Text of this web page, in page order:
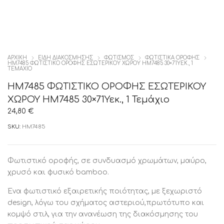
ΑΡΧΙΚΉ ΕΙΔΗ ΔΙΑΚΟΣΜΗΣΗΣ ΦΩΤΙΣΜΟΣ
ΦΩΤΙΣΤΙΚΑ ΟΡΟΦΗΣ
HM7485 ΦΩΤΙΣΤΙΚΟ ΟΡΟΦΗΣ ΕΣΩΤΕΡΙΚΟΥ ΧΩΡΟΥ HM7485 30×71ΥΕΚ., 1
ΤΕΜΆΧΙΟ
HM7485 ΦΩΤΙΣΤΙΚΟ ΟΡΟΦΗΣ ΕΣΩΤΕΡΙΚΟΥ
ΧΩΡΟΥ HM7485 30×71Υεκ., 1 Τεμάχιο
24,80 €
SKU: HM7485
Φωτιστικό οροφής, σε συνδυασμό χρωμάτων, μαύρο,
χρυσό και φυσικό bamboo.
Ένα φωτιστικό εξαιρετικής ποιότητας, με ξεχωριστό
design, λόγω του σχήματος αστεριού,πρωτότυπο και
κομψό στιλ, για την ανανέωση της διακόσμησης του